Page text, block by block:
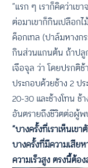
“แรก ๆ เราก็คิดว่าเ
ต่อมาเขาก็กินเปลือก
ค็อกเทล (ปาล์มหางก
กินส่วนแกนต้น ถ้าปลู
เจือจุล ว่า โดยปรกติ
ประกอบด้วยช้าง 2 ป
20-30 และช้างโทน ช้
อันตรายถึงชีวิตต่อผู้พ
“บางครั้งที่เราเห็นเข
บางครั้งที่มีความเสียห
ความเร็วสูง ตรงนี้ต้อ